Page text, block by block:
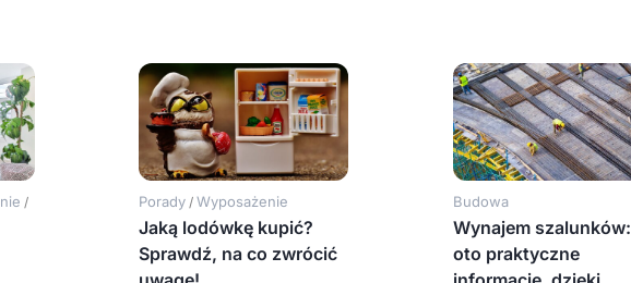
/ Porady /Wyposażenie
Jaką lodówkę kupić?
Sprawdź, na co zwrócić
Budowa
Wynajem szalunków:
oto praktyczne